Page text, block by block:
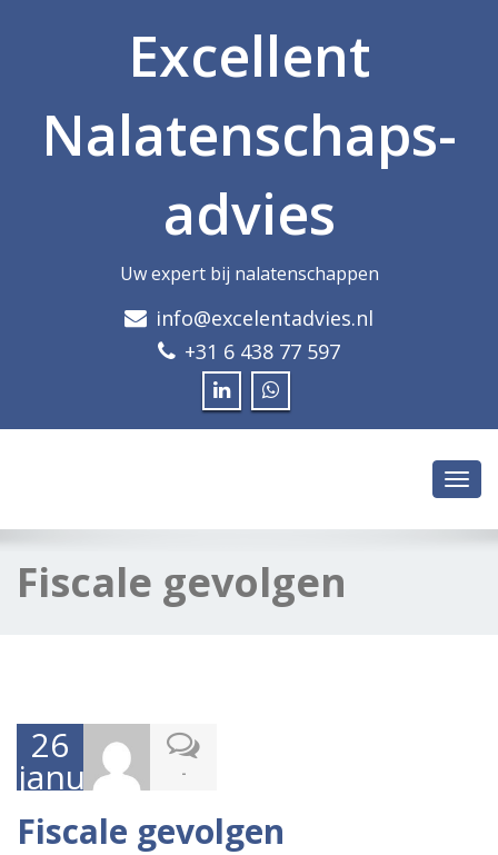
Excellent
Nalatenschap­s­
advies
Uw expert bij nalatenschappen
info@excelentadvies.nl
+31 6 438 77 597
Fiscale gevolgen
26
januari
2017
-
Fiscale gevolgen